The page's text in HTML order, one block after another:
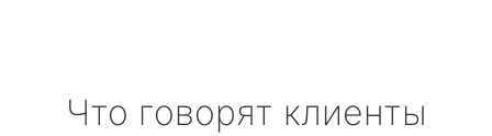
Что говорят клиенты